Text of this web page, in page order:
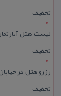
تخفیف
تخفیف
تخفیف